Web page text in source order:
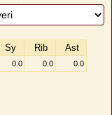
Sy Rib Ast
0.0 0.0 0.0